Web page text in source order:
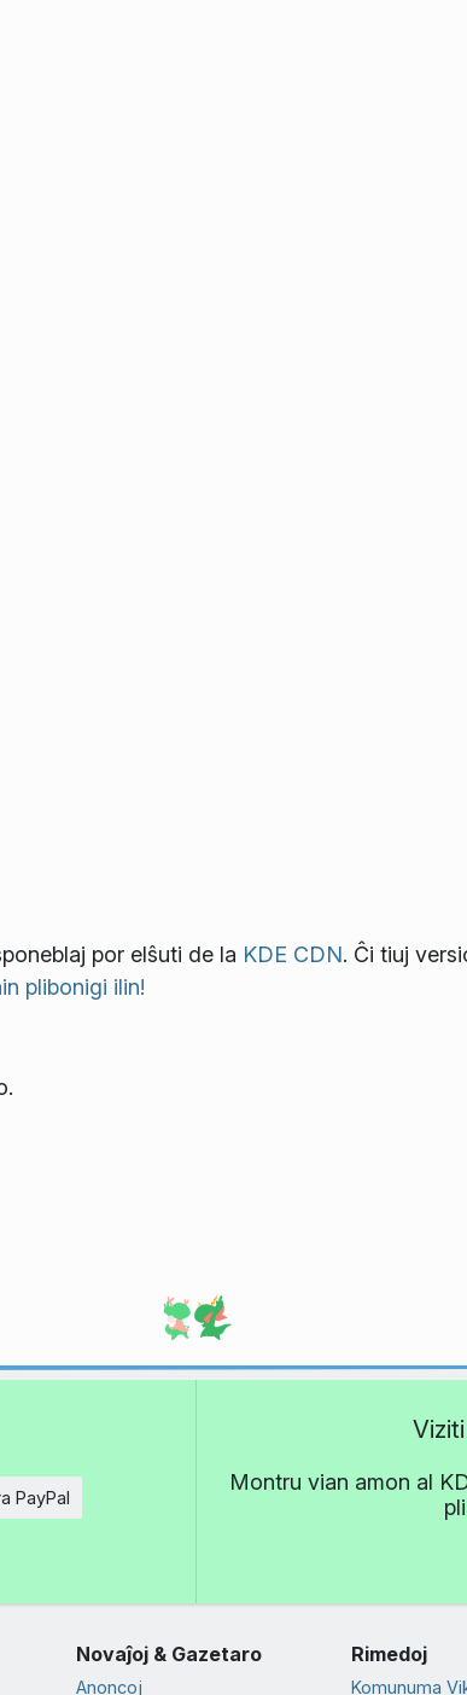
por elŝuti de la KDE CDN. Ĉi tiuj
plibonigi ilin!
PayPal
Montru vian amon al
Novaĵoj & Gazetaro
Anoncoj
Rimedoj
Komunuma